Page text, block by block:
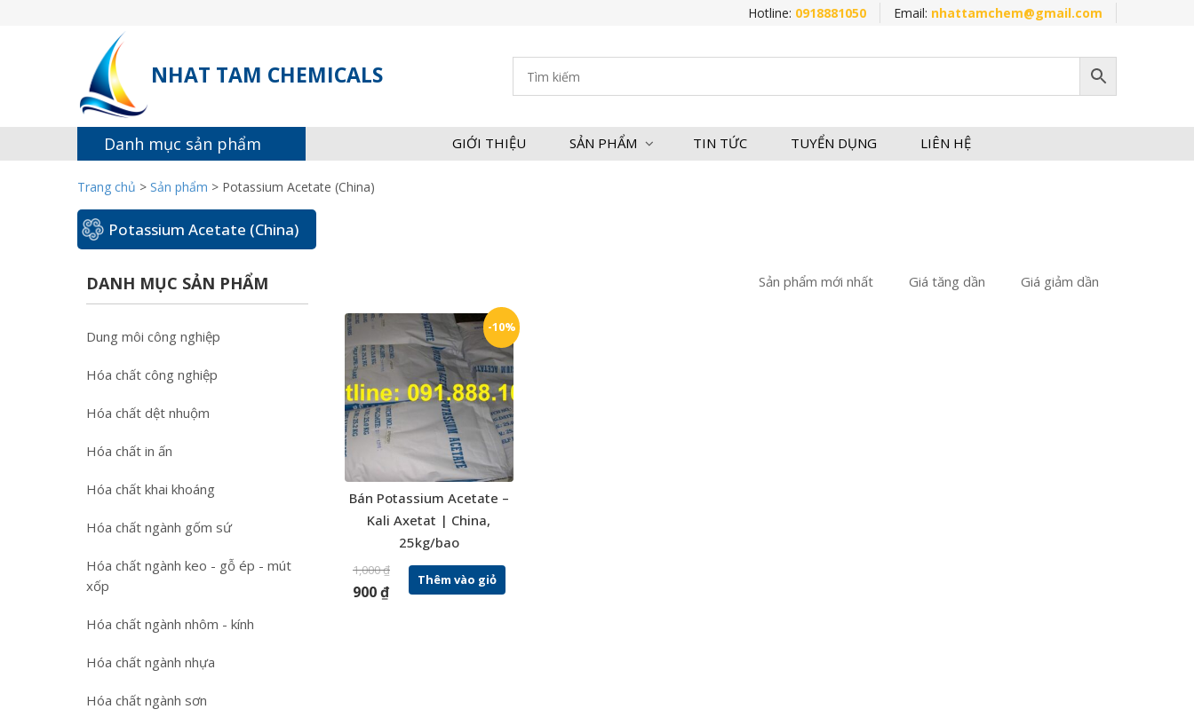
Hotline: 0918881050 Email: nhattamchem@gmail.com
NHAT TAM CHEMICALS
Danh mục sản phẩm GIỚI THIỆU SẢN PHẨM TIN TỨC TUYỂN DỤNG LIÊN HỆ
Trang chủ > Sản phẩm > Potassium Acetate (China)
Potassium Acetate (China)
Sản phẩm mới nhất Giá tăng dần Giá giảm dần
-10%
Bán Potassium Acetate –
Kali Axetat | China,
25kg/bao
1,000₫
900₫
Thêm vào giỏ
DANH MỤC SẢN PHẨM
Dung môi công nghiệp
Hóa chất công nghiệp
Hóa chất dệt nhuộm
Hóa chất in ấn
Hóa chất khai khoáng
Hóa chất ngành gốm sứ
Hóa chất ngành keo - gỗ ép - mút
xốp
Hóa chất ngành nhôm - kính
Hóa chất ngành nhựa
Hóa chất ngành sơn